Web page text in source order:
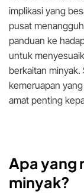
implikasi yang
pusat
panduan ke
untuk
berkaitan minyak.
kemeruapan
amat penting
Apa yang
minyak?